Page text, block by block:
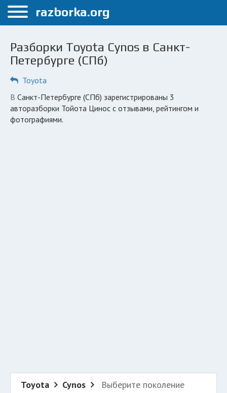
Меню
Санкт-Петербург
Каталог разборок
Автосервисы
Разборки Toyota Cynos в Санкт-
Петербурге (СПб)
Toyota
в Санкт-Петербурге (СПб) зарегистрированы 3
авторазборки Тойота Цинос с отзывами, рейтингом и
фотографиями.
Toyota Cynos Выберите поколение
razborka.org